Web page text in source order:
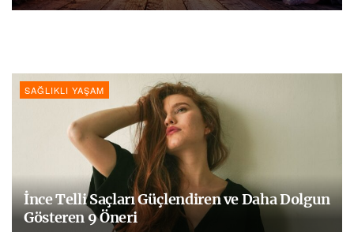
SAĞLIKLI YAŞAM
İnce Telli Saçları Güçlendiren ve Daha Dolgun
Gösteren 9 Öneri